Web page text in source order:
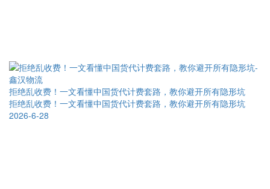
拒绝乱收费！一文看懂中国货代计费套路，教你避开所有隐形坑
拒绝乱收费！一文看懂中国货代计费套路，教你避开所有隐形坑
2026-6-28